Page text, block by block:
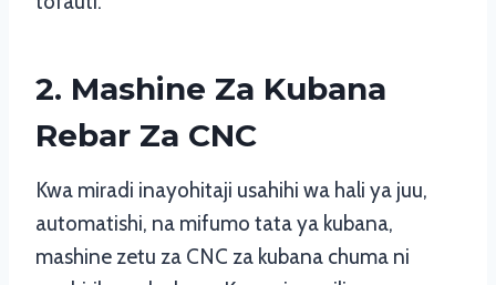
2. Mashine Za Kubana
Rebar Za CNC
Kwa miradi inayohitaji usahihi wa hali ya juu,
automatishi, na mifumo tata ya kubana,
mashine zetu za CNC za kubana chuma ni